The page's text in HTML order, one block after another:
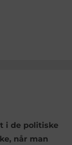
i de politiske
når man